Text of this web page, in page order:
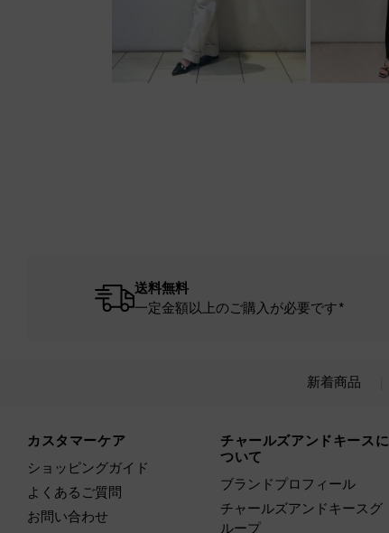
送料無料
一定金額以上のご購入が必要です*
新着商品
カスタマーケア
ショッピングガイド
よくあるご質問
お問い合わせ
チャールズアンドキースに
ついて
ブランドプロフィール
チャールズアンドキースグ
ループ